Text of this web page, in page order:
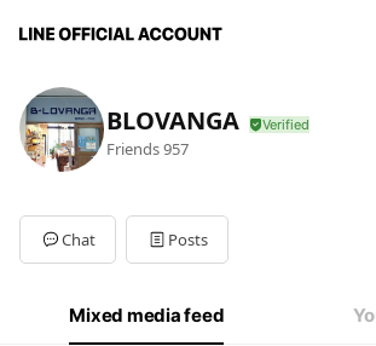
BLOVANGA
Friends957
Chat Posts
Mixed media feed